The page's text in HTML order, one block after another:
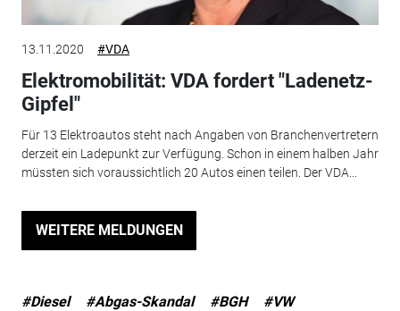
13.11.2020 #VDA
Elektromobilität: VDA fordert "Ladenetz-
Gipfel"
Für 13 Elektroautos steht nach Angaben von Branchenvertretern
derzeit ein Ladepunkt zur Verfügung. Schon in einem halben Jahr
müssten sich voraussichtlich 20 Autos einen teilen. Der VDA...
WEITERE MELDUNGEN
#Diesel #Abgas-Skandal #BGH
#VW